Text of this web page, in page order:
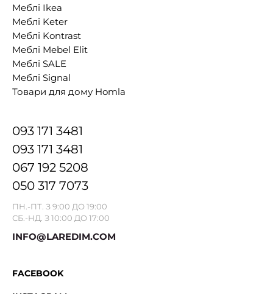
Меблі Ikea
Меблі Keter
Меблі Kontrast
Меблі Mebel Elit
Меблі SALE
Меблі Signal
Товари для дому Homla
093 171 3481
093 171 3481
067 192 5208
050 317 7073
ПН.-ПТ. З 9:00 ДО 19:00
СБ.-НД. З 10:00 ДО 17:00
INFO@LAREDIM.COM
FACEBOOK